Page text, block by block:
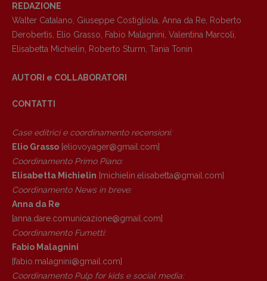
Copyright © 2018 – 2023 Pulp Magazine –
Associazione Pulp Magazine – registrazione
97943720157 –Privacy
REDAZIONE
Walter Catalano Giuseppe Costigliola Anna da Re Roberto
Derobertis
Elio Grasso Fabio Malagnini Valentina Marcoli
Elisabetta Michielin
Roberto Sturm Tania Tonin
AUTORI e COLLABORATORI
CONTATTI
Case editrici e coordinamento recensioni:
Elio Grasso [eliovoyager@gmail.com]
Coordinamento Primo Piano:
Elisabetta Michielin [michielin.elisabetta@gmail.com]
Coordinamento News in breve:
Anna da Re
[anna.dare.comunicazione@gmail. com]
Coordinamento Fumetti:
Fabio Malagnini
[fabio.malagnini@gmail. com]
Coordinamento Pulp for kids e social media: